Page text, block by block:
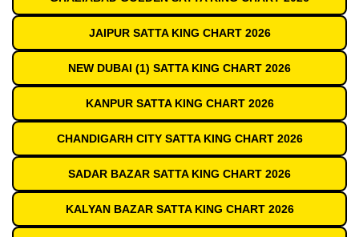
JAIPUR SATTA KING CHART 2026
NEW DUBAI (1) SATTA KING CHART 2026
KANPUR SATTA KING CHART 2026
CHANDIGARH CITY SATTA KING CHART 2026
SADAR BAZAR SATTA KING CHART 2026
KALYAN BAZAR SATTA KING CHART 2026